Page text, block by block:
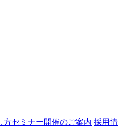
方セミナー開催のご案内 採用情